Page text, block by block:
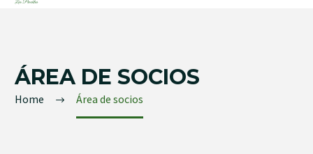
ÁREA DE SOCIOS
Home Área de socios